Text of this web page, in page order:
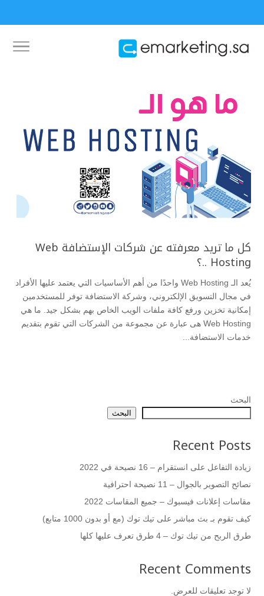
كل ما تريد معرفته عن شركات الإستضافة Web
Hosting ..؟
يُعد الـ Web Hosting واحدًا من أهم الأساسيات التي يعتمد عليها الأفراد
في مجال التسويق الإلكتروني، وشركة الاستضافة توفر للمستخدمين
إمكانية تخزين ورفع كافة ملفات الويب الخاص بهم بشكل جيد. ما هي
Web Hosting هى عبارة عن مجموعة من الشركات التي تقوم بتقديم
خدمات الاستضافة...
البحث
البحث
Recent Posts
زيادة التفاعل على انستقرام – 16 نصيحة في 2022
نصائح التصوير بالجوال – 11 نصيحة احترافية
مقاسات إعلانات فيسبوك – جميع المقاسات 2022
كيف تقوم بـ بث مباشر على تيك توك (مع أو بدون 1000 متابع)
طرق الربح من تيك توك – 4 طرق تعرف عليها كلها
Recent Comments
لا توجد تعليقات للعرض.